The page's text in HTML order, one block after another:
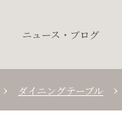
ニュース・ブログ
ダイニングテーブル